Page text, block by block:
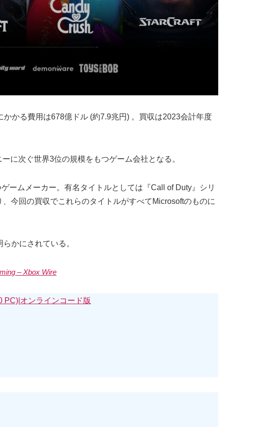
かる費用は678億ドル (約7.9兆円) 。買収は2023会計年度
に次ぐ世界3位の規模をもつゲーム会社となる。
ームメーカー。有名タイトルとしては『Call of Duty』シリ
今回の買収でこれらのタイトルがすべてMicrosoftのものに
かにされている。
– Xbox Wire
PC)|オンラインコード版